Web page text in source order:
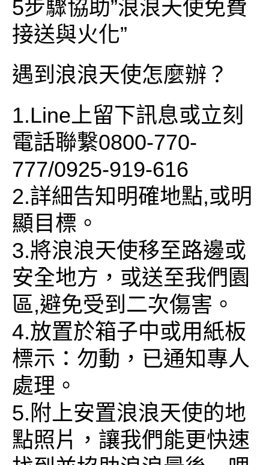
5步驟協助”浪浪天使免費
接送與火化”
遇到浪浪天使怎麼辦？
1.Line上留下訊息或立刻
電話聯繋0800-770-
777/0925-919-616
2.詳細告知明確地點,或明
顯目標。
3.將浪浪天使移至路邊或
安全地方，或送至我們園
區,避免受到二次傷害。
4.放置於箱子中或用紙板
標示：勿動，已通知專人
處理。
5.附上安置浪浪天使的地
點照片，讓我們能更快速